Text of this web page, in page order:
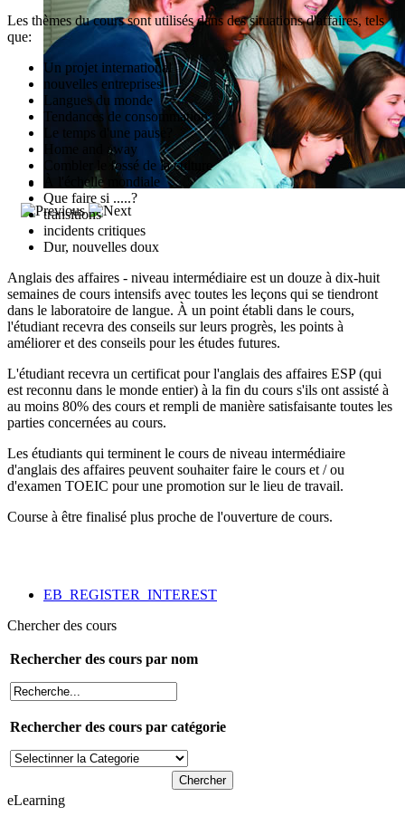
Les thèmes du cours sont utilisés dans des situations d'affaires, tels
que:
Un projet international
nouvelles entreprises
Langues du monde
Tendances de consommation
Le temps d'une pause?
Home and away
Combler le fossé de la culture
À l'échelle mondiale
Que faire si .....?
transitions
incidents critiques
Dur, nouvelles doux
Anglais des affaires - niveau intermédiaire est un douze à dix-huit
semaines de cours intensifs avec toutes les leçons qui se tiendront
dans le laboratoire de langue. À un point établi dans le cours,
l'étudiant recevra des conseils sur leurs progrès, les points à
améliorer et des conseils pour les études futures.
L'étudiant recevra un certificat pour l'anglais des affaires ESP (qui
est reconnu dans le monde entier) à la fin du cours s'ils ont assisté à
au moins 80% des cours et rempli de manière satisfaisante toutes les
parties concernées au cours.
Les étudiants qui terminent le cours de niveau intermédiaire
d'anglais des affaires peuvent souhaiter faire le cours et / ou
d'examen TOEIC pour une promotion sur le lieu de travail.
Course à être finalisé plus proche de l'ouverture de cours.
EB_REGISTER_INTEREST
Chercher des cours
Rechercher des cours par nom
Rechercher des cours par catégorie
eLearning